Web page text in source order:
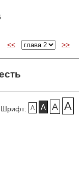
<<
>>
A A A A
Шрифт: